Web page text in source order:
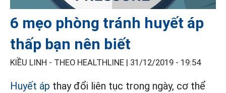
6 mẹo phòng tránh huyết áp
thấp bạn nên biết
KIỀU LINH - THEO HEALTHLINE | 31/12/2019 - 19:54
Huyết áp thay đổi liên tục trong ngày, cơ thể